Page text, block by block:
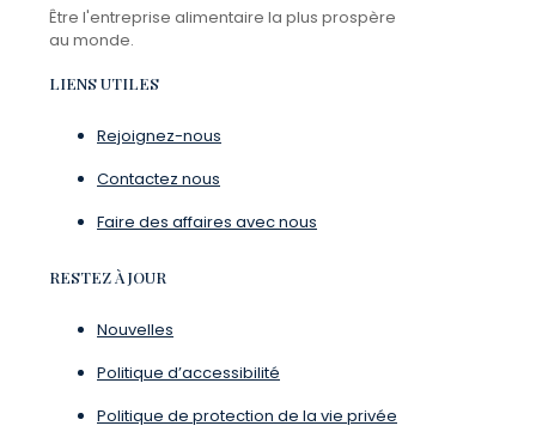
Être l'entreprise alimentaire la plus prospère
au monde.
LIENS UTILES
Rejoignez-nous
Contactez nous
Faire des affaires avec nous
RESTEZ À JOUR
Nouvelles
Politique d’accessibilité
Politique de protection de la vie privée